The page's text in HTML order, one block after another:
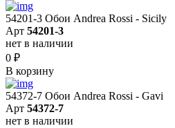
54201-3 Обои Andrea Rossi - Sicily
Арт 54201-3
нет в наличии
0 ₽
В корзину
54372-7 Обои Andrea Rossi - Gavi
Арт 54372-7
нет в наличии